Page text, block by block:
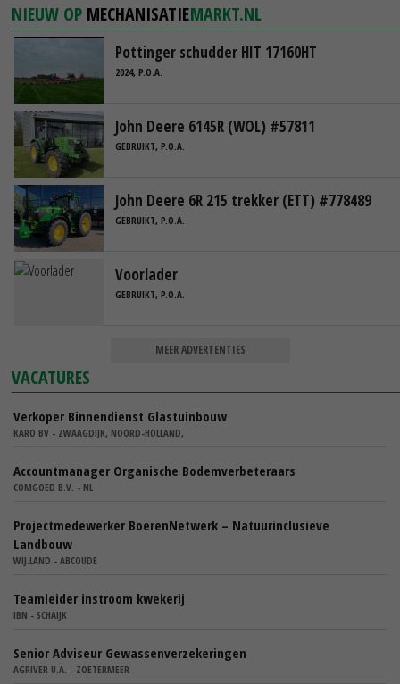
NIEUW OP MECHANISATIEMARKT.NL
Pottinger schudder HIT 17160HT
2024, P.O.A.
John Deere 6145R (WOL) #57811
GEBRUIKT, P.O.A.
John Deere 6R 215 trekker (ETT) #778489
GEBRUIKT, P.O.A.
Voorlader
GEBRUIKT, P.O.A.
MEER ADVERTENTIES
VACATURES
Verkoper Binnendienst Glastuinbouw
KARO BV - ZWAAGDIJK, NOORD-HOLLAND,
Accountmanager Organische Bodemverbeteraars
COMGOED B.V. - NL
Projectmedewerker BoerenNetwerk – Natuurinclusieve
Landbouw
WIJ.LAND - ABCOUDE
Teamleider instroom kwekerij
IBN - SCHAIJK
Senior Adviseur Gewassenverzekeringen
AGRIVER U.A. - ZOETERMEER